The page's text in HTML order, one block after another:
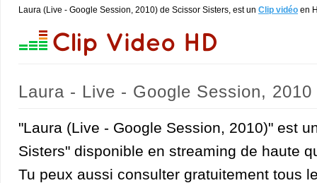
Laura (Live - Google Session, 2010) de Scissor Sisters, est un Clip vidéo en
Laura - Live - Google Session,
"Laura (Live - Google Session, 2010)" est
Sisters" disponible en streaming de haute
Tu peux aussi consulter gratuitement tous